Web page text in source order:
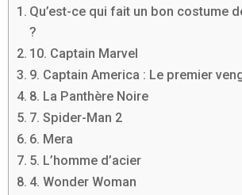
Qu’est-ce qui fait un bon costume
?
10. Captain Marvel
9. Captain America : Le premier
8. La Panthère Noire
7. Spider-Man 2
6. Mera
5. L’homme d’acier
4. Wonder Woman